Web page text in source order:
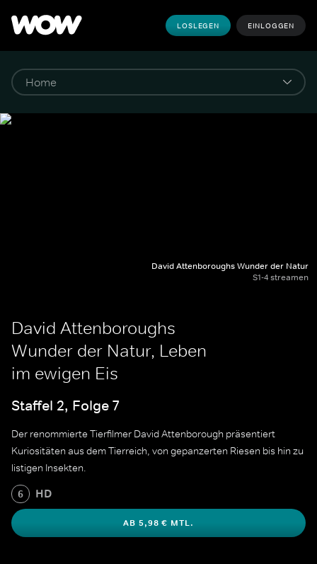
LOSLEGEN EINLOGGEN
David Attenboroughs Wunder der Natur
S1-4 streamen
David Attenboroughs
Wunder der Natur, Leben
im ewigen Eis
Staffel 2, Folge 7
Der renommierte Tierfilmer David Attenborough präsentiert
Kuriositäten aus dem Tierreich, von gepanzerten Riesen bis hin zu
listigen Insekten.
6 HD
AB 5,98 € MTL.